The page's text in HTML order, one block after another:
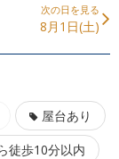
次の日を見る
8月1日(土)
屋台あり
徒歩10分以内